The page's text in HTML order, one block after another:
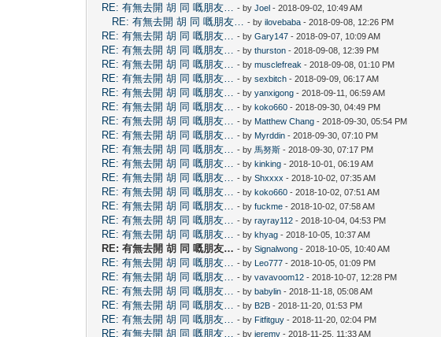
RE: 有無去開 胡 同 嘅朋友… - byJoel - 2018-09-02, 10:49 AM
RE: 有無去開 胡 同 嘅朋友… - byilovebaba - 2018-09-08, 12:26 PM
RE: 有無去開 胡 同 嘅朋友… - byGary147 - 2018-09-07, 10:09 AM
RE: 有無去開 胡 同 嘅朋友… - bythurston - 2018-09-08, 12:39 PM
RE: 有無去開 胡 同 嘅朋友… - bymusclefreak - 2018-09-08, 01:10 PM
RE: 有無去開 胡 同 嘅朋友… - bysexbitch - 2018-09-09, 06:17 AM
RE: 有無去開 胡 同 嘅朋友… - byyanxigong - 2018-09-11, 06:59 AM
RE: 有無去開 胡 同 嘅朋友… - bykoko660 - 2018-09-30, 04:49 PM
RE: 有無去開 胡 同 嘅朋友… - by Matthew Chang - 2018-09-30, 05:54 PM
RE: 有無去開 胡 同 嘅朋友… - by Myrddin - 2018-09-30, 07:10 PM
RE: 有無去開 胡 同 嘅朋友… - by 馬努斯 - 2018-09-30, 07:17 PM
RE: 有無去開 胡 同 嘅朋友… - bykinking - 2018-10-01, 06:19 AM
RE: 有無去開 胡 同 嘅朋友… - byShxxxx - 2018-10-02, 07:35 AM
RE: 有無去開 胡 同 嘅朋友… - bykoko660 - 2018-10-02, 07:51 AM
RE: 有無去開 胡 同 嘅朋友… - byfuckme - 2018-10-02, 07:58 AM
RE: 有無去開 胡 同 嘅朋友… - byrayray112 - 2018-10-04, 04:53 PM
RE: 有無去開 胡 同 嘅朋友… - bykhyag - 2018-10-05, 10:37 AM
RE: 有無去開 胡 同 嘅朋友… - bySignalwong - 2018-10-05, 10:40 AM
RE: 有無去開 胡 同 嘅朋友… - by Leo777 - 2018-10-05, 01:09 PM
RE: 有無去開 胡 同 嘅朋友… - byvavavoom12 - 2018-10-07, 12:28 PM
RE: 有無去開 胡 同 嘅朋友… - bybabylin - 2018-11-18, 05:08 AM
RE: 有無去開 胡 同 嘅朋友… - by B2B - 2018-11-20, 01:53 PM
RE: 有無去開 胡 同 嘅朋友… - by Fitfitguy - 2018-11-20, 02:04 PM
RE: 有無去開 胡 同 嘅朋友… - byjeremy - 2018-11-25, 11:33 AM